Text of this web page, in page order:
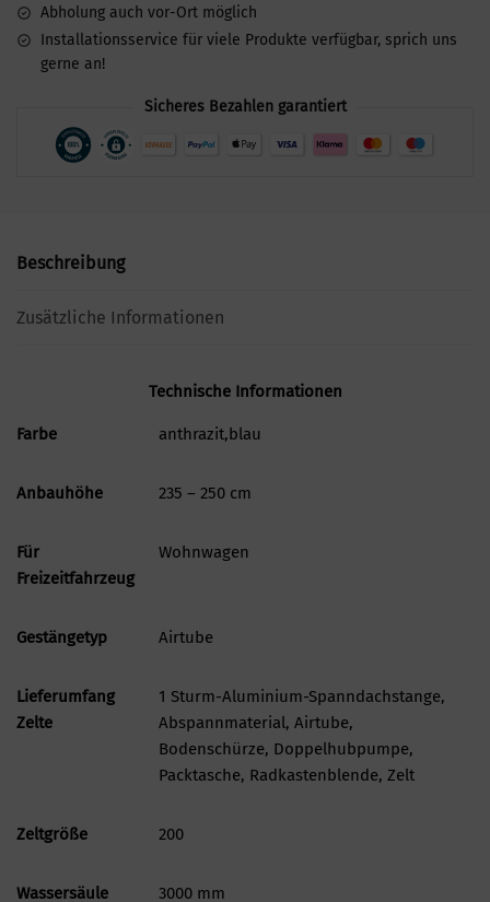
Abholung auch vor-Ort möglich
Installationsservice für viele Produkte verfügbar, sprich uns
gerne an!
Sicheres Bezahlen garantiert
Beschreibung
Zusätzliche Informationen
Technische Informationen
Farbe anthrazit,blau
Anbauhöhe 235 – 250 cm
Für
Freizeitfahrzeug
Wohnwagen
Gestängetyp Airtube
Lieferumfang
Zelte
1 Sturm-Aluminium-Spanndachstange,
Abspannmaterial, Airtube,
Bodenschürze, Doppelhubpumpe,
Packtasche, Radkastenblende, Zelt
Zeltgröße 200
Wassersäule 3000 mm